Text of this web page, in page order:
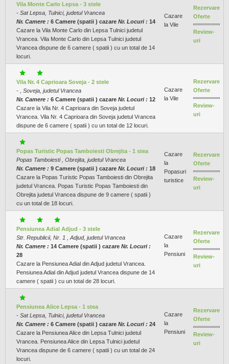
Vila Monte Carlo Lepsa - 3 stele
- Sat Lepsa, Tulnici, judetul Vrancea
Nr. Camere : 6 Camere (spatii ) cazare Nr. Locuri : 14
Cazare la Vila Monte Carlo din Lepsa Tulnici judetul
Vrancea. Vila Monte Carlo din Lepsa Tulnici judetul
Vrancea dispune de 6 camere ( spatii ) cu un total de 14
locuri.
Cazare
la Vile
Rezervare
Oferte
Review-
uri
Vila Nr. 4 Caprioara Soveja - 2 stele
- , Soveja, judetul Vrancea
Nr. Camere : 6 Camere (spatii ) cazare Nr. Locuri : 12
Cazare la Vila Nr. 4 Caprioara din Soveja judetul
Vrancea. Vila Nr. 4 Caprioara din Soveja judetul Vrancea
dispune de 6 camere ( spatii ) cu un total de 12 locuri.
Cazare
la Vile
Rezervare
Oferte
Review-
uri
Popas Turistic Popas Tamboiesti Obrejita - 1 stea
Popas Tamboiesti , Obrejita, judetul Vrancea
Nr. Camere : 9 Camere (spatii ) cazare Nr. Locuri : 18
Cazare la Popas Turistic Popas Tamboiesti din Obrejita
judetul Vrancea. Popas Turistic Popas Tamboiesti din
Obrejita judetul Vrancea dispune de 9 camere ( spatii )
cu un total de 18 locuri.
Cazare
la
Popasuri
turistice
Rezervare
Oferte
Review-
uri
Pensiunea Adial Adjud - 3 stele
Str. Republicii, Nr. 1 , Adjud, judetul Vrancea
Nr. Camere : 14 Camere (spatii ) cazare Nr. Locuri :
28
Cazare la Pensiunea Adial din Adjud judetul Vrancea.
Pensiunea Adial din Adjud judetul Vrancea dispune de 14
camere ( spatii ) cu un total de 28 locuri.
Cazare
la
Pensiuni
Rezervare
Oferte
Review-
uri
Pensiunea Alice Lepsa - 1 stea
- Sat Lepsa, Tulnici, judetul Vrancea
Nr. Camere : 6 Camere (spatii ) cazare Nr. Locuri : 24
Cazare la Pensiunea Alice din Lepsa Tulnici judetul
Vrancea. Pensiunea Alice din Lepsa Tulnici judetul
Vrancea dispune de 6 camere ( spatii ) cu un total de 24
locuri.
Cazare
la
Pensiuni
Rezervare
Oferte
Review-
uri